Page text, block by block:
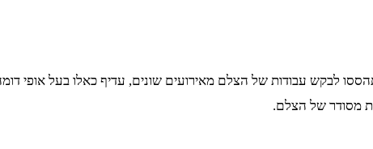
לבקש עבודות של הצלם מאירועים שונים, עדיף כאלו בעל אופי
מסודר של הצלם.